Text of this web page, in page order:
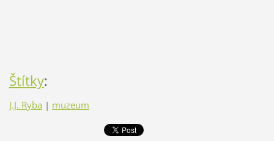
Štítky:
J.J. Ryba | muzeum